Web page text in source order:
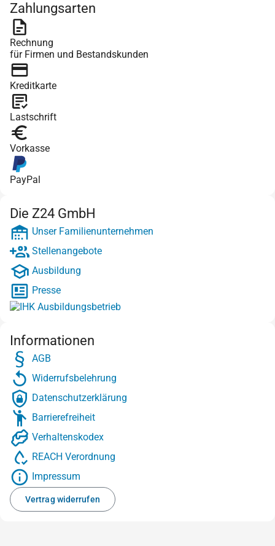
Zahlungsarten
Rechnung
für Firmen und Bestandskunden
Kreditkarte
Lastschrift
Vorkasse
PayPal
Die Z24 GmbH
Unser Familienunternehmen
Stellenangebote
Ausbildung
Presse
Informationen
AGB
Widerrufsbelehrung
Datenschutzerklärung
Barrierefreiheit
Verhaltenskodex
REACH Verordnung
Impressum
Vertrag widerrufen